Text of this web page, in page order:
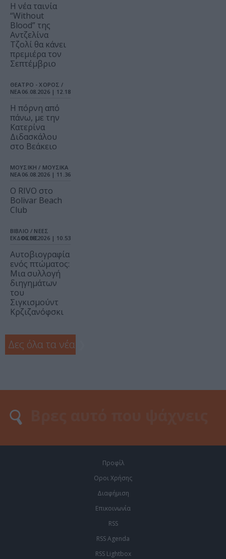
Η νέα ταινία
“Without
Blood” της
Αντζελίνα
Τζολί θα κάνει
πρεμιέρα τον
Σεπτέμβριο
ΘΕΑΤΡΟ - ΧΟΡΟΣ /
ΝΕΑ 06.08.2026 | 12.18
Η πόρνη από
πάνω, με την
Κατερίνα
Διδασκάλου
στο Βεάκειο
ΜΟΥΣΙΚΗ / ΜΟΥΣΙΚΑ
ΝΕΑ 06.08.2026 | 11.36
Ο RIVO στο
Bolivar Beach
Club
ΒΙΒΛΙΟ / ΝΕΕΣ
ΕΚΔΟΣΕΙΣ
06.08.2026 | 10.53
Αυτοβιογραφία
ενός πτώματος:
Μια συλλογή
διηγημάτων
του
Σιγκισμούντ
Κρζιζανόφσκι
Δες όλα τα νέα
Προφίλ
Οροι Χρήσης
Διαφήμιση
Επικοινωνία
RSS
RSS Agenda
RSS Lightbox